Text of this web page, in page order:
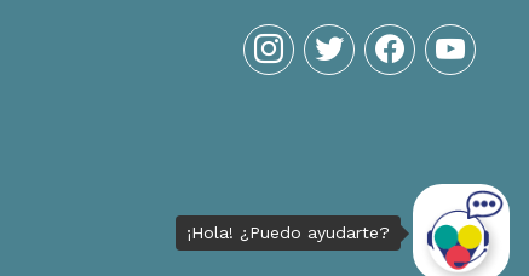
instagram
twitter facebookyoutube
¡Hola! ¿Puedo ayudarte?